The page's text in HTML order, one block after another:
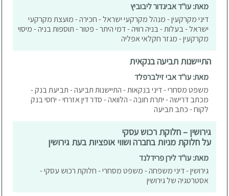
מאת: עו"ד אביגדור ליבוביץ
דיני מקרקעין - מנהל מקרקעי ישראל - חכירה - מועצת מקרקעי
ישראל - בעלות - בניה רוויה - דמי היתר - פטור - תוספות בניה - מיסוי
מקרקעין - מגזר חקלאי אפליה
התיישנות תביעה בנקאית
מאת: עו"ד אבי זילברפלד
משפט מסחרי - דיני בנקאות - התיישנות תביעה - תביעת בנק -
מכתב דרישה - יתרת חובה - הלוואה - סדר דין אזרחי - יחסי בנק
לקוח - כתב תביעה
גירושין – חלוקת רכוש עסקי
על חלוקת מניות בחברה ושווי אופציות בעת גירושין
מאת: עו"ד לירן פרידלנד
גירושין - דיני משפחה - משפט מסחרי - חלוקת רכוש עסקי -
אסטרטגיה של גירושין